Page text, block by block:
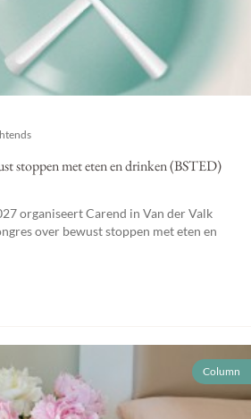
stoppen met eten en drinken (BSTED)
organiseert Carend in Van der Valk
over bewust stoppen met eten en
Column